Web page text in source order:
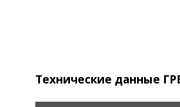
Технические данные